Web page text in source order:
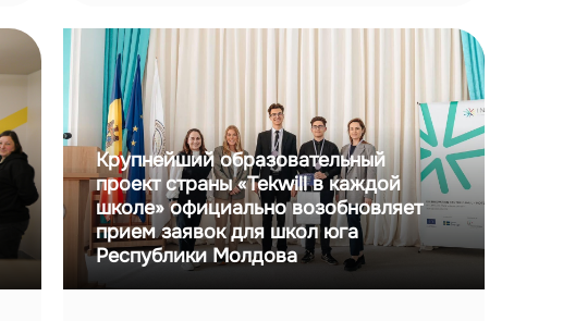
Крупнейший образовательный
проект страны «Tekwill в каждой
школе» официально возобновляет
прием заявок для школ юга
Республики Молдова